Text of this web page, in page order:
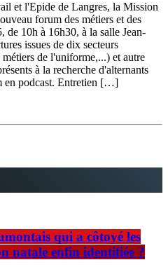
et l'Epide de Langres, la Mission
forum des métiers et des
de 10h à 16h30, à la salle Jean-
issues de dix secteurs
de l'uniforme,...) et autre
à la recherche d'alternants
en podcast. Entretien […]
qui a côtoyé les
natale enfin identifiée ?